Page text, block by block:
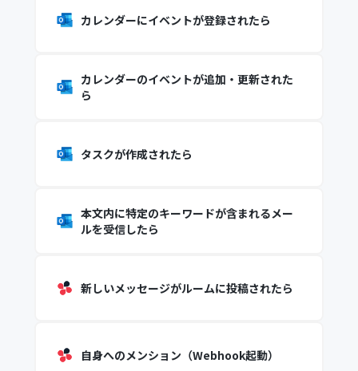
カレンダーにイベントが登録されたら
カレンダーのイベントが追加・更新された
ら
タスクが作成されたら
本文内に特定のキーワードが含まれるメー
ルを受信したら
新しいメッセージがルームに投稿されたら
自身へのメンション（Webhook起動）